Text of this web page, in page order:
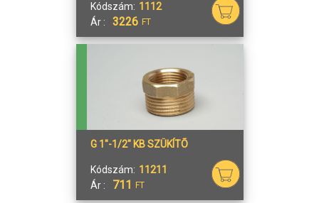
Kódszám: 1112
Ár :
3226 FT
G 1"-1/2" KB SZÜKÍTÕ
Kódszám: 11211
Ár :
711 FT